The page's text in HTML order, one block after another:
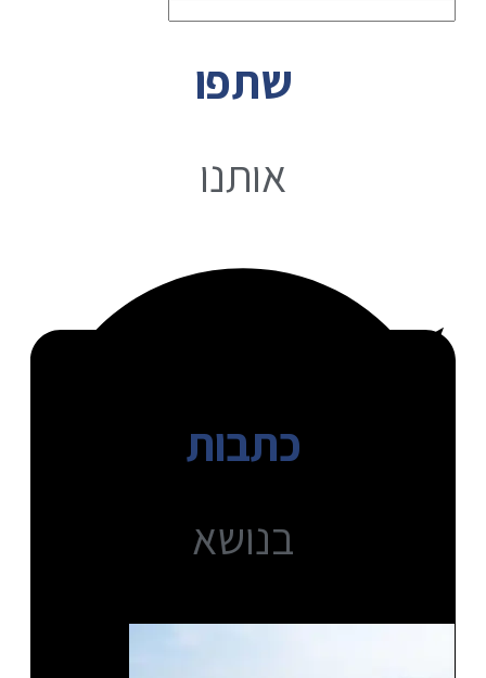
שתפו
אותנו
כתבות
בנושא